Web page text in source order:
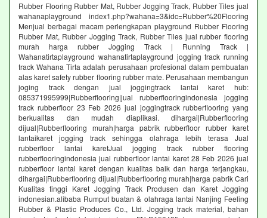
Rubber Flooring Rubber Mat, Rubber Jogging Track, Rubber Tiles jual
wahanaplayground index1.php?wahana=3&idc=Rubber%20Flooring
Menjual berbagai macam perlengkapan playground Rubber Flooring
Rubber Mat, Rubber Jogging Track, Rubber Tiles jual rubber flooring
murah harga rubber Jogging Track | Running Track |
Wahanatirtaplayground wahanatirtaplayground jogging track running
track Wahana Tirta adalah perusahaan profesional dalam pembuatan
alas karet safety rubber flooring rubber mate. Perusahaan membangun
joging track dengan jual joggingtrack lantai karet hub:
085371995999|Rubberflooring|jual rubberflooringindonesia jogging
track rubberfloor 23 Feb 2026 jual joggingtrack rubberflooring yang
berkualitas dan mudah diaplikasi. dihargai|Rubberflooring
dijual|Rubberflooring murah|harga pabrik rubberfloor rubber karet
lantaikaret jogging track sehingga olahraga lebih terasa Jual
rubberfloor lantai karetJual jogging track rubber flooring
rubberflooringindonesia jual rubberfloor lantai karet 28 Feb 2026 jual
rubberfloor lantai karet dengan kualitas baik dan harga terjangkau,
dihargai|Rubberflooring dijual|Rubberflooring murah|harga pabrik Cari
Kualitas tinggi Karet Jogging Track Produsen dan Karet Jogging
indonesian.alibaba Rumput buatan & olahraga lantai Nanjing Feeling
Rubber & Plastic Produces Co., Ltd. Jogging track material, bahan